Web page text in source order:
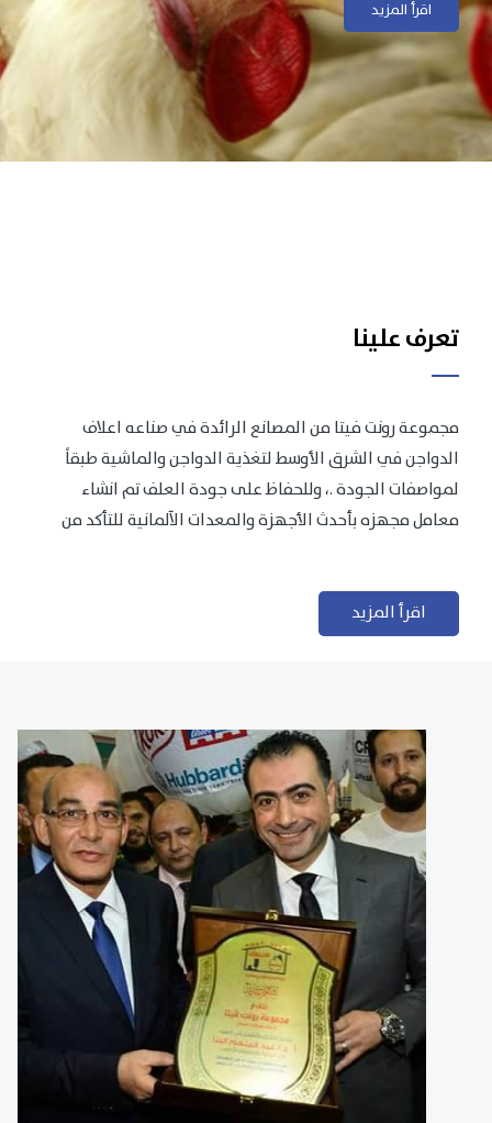
اقرأ المزيداقرأ المزيد
تعرف علينا
مجموعة رونت فيتا من المصانع الرائدة في صناعه اعلاف
الدواجن في الشرق الأوسط لتغذية الدواجن والماشية طبقاً
لمواصفات الجودة .، وللحفاظ على جودة العلف تم انشاء
معامل مجهزه بأحدث الأجهزة والمعدات الآلمانية للتأكد من
اقرأ المزيد